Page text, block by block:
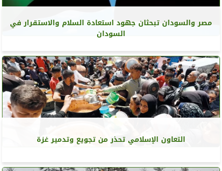
مصر والسودان تبحثان جهود استعادة السلام والاستقرار في
السودان
التعاون الإسلامي تحذر من تجويع وتدمير غزة